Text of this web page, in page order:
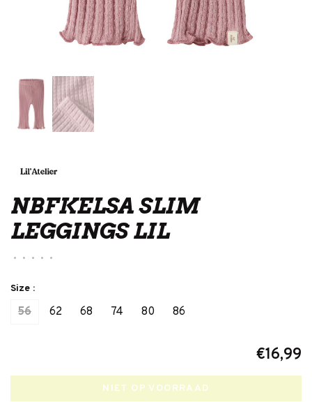
NBFKELSA SLIM
LEGGINGS LIL
• • • • •
Size :
56 62 68 74 80 86
€16,99
NIET OP VOORRAAD